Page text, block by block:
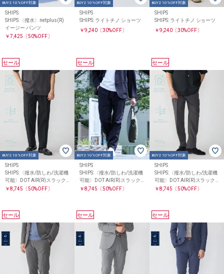
BUY2 10%OFF対象
SHIPS
SHIPS:〈撥水〉netplus(R)
イージー パンツ
￥7,425 〔50%OFF〕
BUY2 10%OFF対象
SHIPS
SHIPS: ライトチノ ショーツ
￥9,240 〔30%OFF〕
BUY2 10%OFF対象
SHIPS
SHIPS: ライトチノ ショーツ
￥9,240〔30%OFF〕
セール
BUY2 10%OFF対象
SHIPS
SHIPS:〈撥水/防しわ/洗濯機
可能〉DOT AIR(R)スラック
ス(セットアップ対応)
￥8,745 〔50%OFF〕
セール
BUY2 10%OFF対象
SHIPS
SHIPS:〈撥水/防しわ/洗濯機
可能〉DOT AIR(R)スラック
ス(セットアップ対応)
￥8,745 〔50%OFF〕
セール
BUY2 10%OFF対象
SHIPS
SHIPS:〈撥水/防しわ/洗濯機
可能〉DOT AIR(R)スラック
ス(セットアップ対応)
￥8,745 〔50%OFF〕
セール セール セール